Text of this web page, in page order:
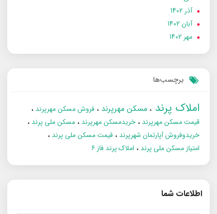
آذر 1402
آبان 1402
مهر 1402
برچسب‌ها
املاک پرند مسکن مهرپرند
فروش مسکن مهرپرند
قیمت مسکن مهرپرند
خریدمسکن مهرپرند
مسکن ملی پرند
خریدوفروش آپارتمان شهرپرند
قیمت مسکن ملی پرند
امتیاز مسکن ملی پرند
املاک پرند فاز 6
اطلاعات شما